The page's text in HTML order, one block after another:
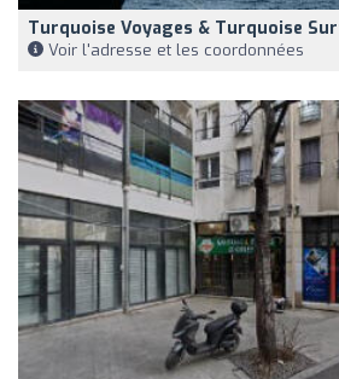
Turquoise Voyages & Turquoise
Voir l'adresse et les coordonnées